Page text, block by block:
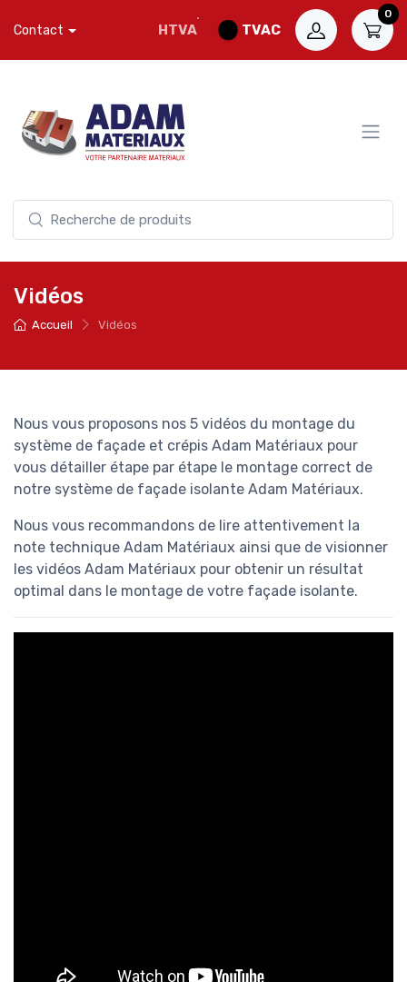
Contact HTVA TVAC
0
Vidéos
Accueil Vidéos
Nous vous proposons nos 5 vidéos du montage du
système de façade et crépis Adam Matériaux pour
vous détailler étape par étape le montage correct de
notre système de façade isolante Adam Matériaux.
Nous vous recommandons de lire attentivement la
note technique Adam Matériaux ainsi que de visionner
les vidéos Adam Matériaux pour obtenir un résultat
optimal dans le montage de votre façade isolante.